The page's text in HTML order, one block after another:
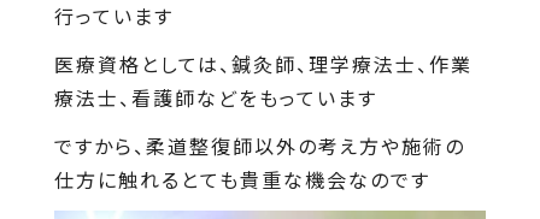
行っています
医療資格としては、鍼灸師、理学療法士、作業
療法士、看護師などをもっています
ですから、柔道整復師以外の考え方や施術の
仕方に触れるとても貴重な機会なのです